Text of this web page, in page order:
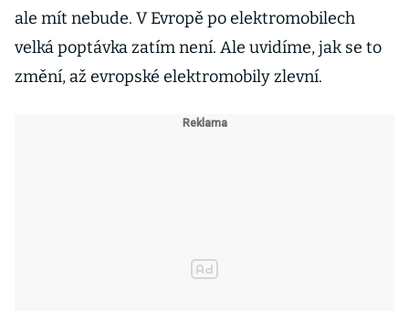
ale mít nebude. V Evropě po elektromobilech
velká poptávka zatím není. Ale uvidíme, jak se to
změní, až evropské elektromobily zlevní.